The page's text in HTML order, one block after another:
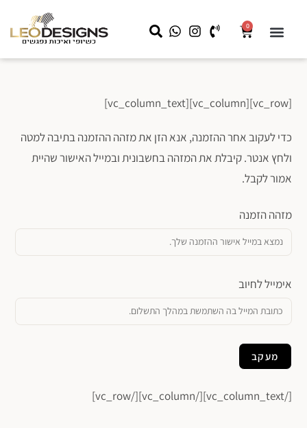
0
[vc_row][vc_column][vc_column_text]
כדי לעקוב אחר ההזמנה, אנא הזן את מזהה ההזמנה בתיבה למטה
ולחץ אנטר. קיבלת את המזהה בחשבונית ובמייל האישור שהיית
אמור לקבל.
מזהה הזמנה
אימייל לחיוב
מעקב
[/vc_column_text][/vc_column][/vc_row]